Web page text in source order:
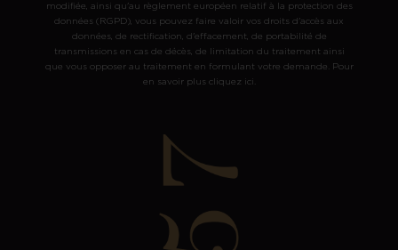
modifiée, ainsi qu'au règlement européen relatif à la protection des
données (RGPD), vous pouvez faire valoir vos droits d'accès aux
données, de rectification, d'effacement, de portabilité de
transmissions en cas de décès, de limitation du traitement ainsi
que vous opposer au traitement en formulant votre demande. Pour
en savoir plus cliquez ici .